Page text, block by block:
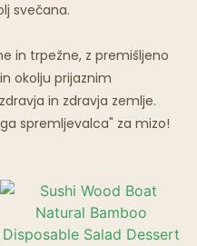
svečana.
in trpežne, z premišljeno
okolju prijaznim
in zdravja zemlje.
spremljevalca" za mizo!